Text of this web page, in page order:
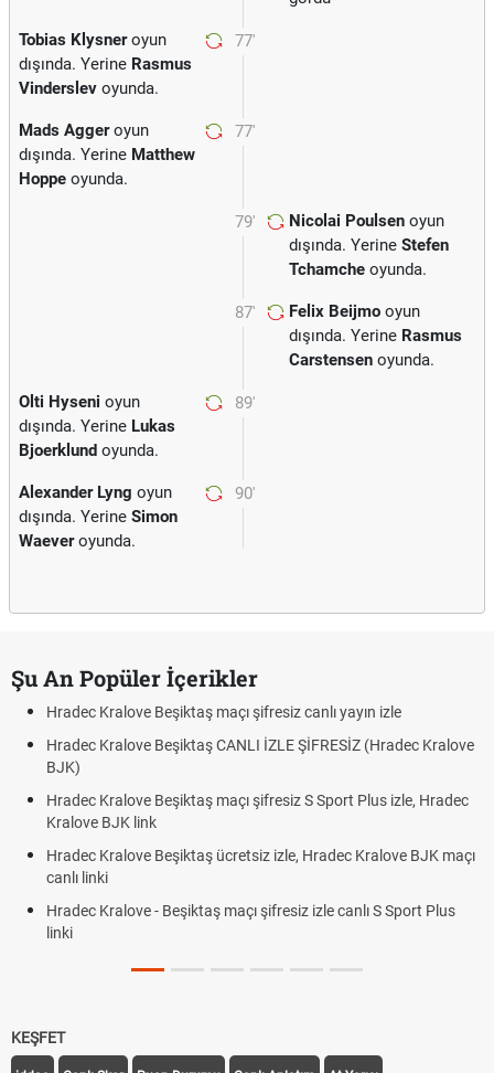
77'
Tobias Klysneroyun
dışında. Yerine Rasmus
Vinderslev oyunda.
77'
Mads Aggeroyun
dışında. Yerine Matthew
Hoppe oyunda.
79' Nicolai Poulsen oyun
dışında. Yerine Stefen
Tchamche oyunda.
87' Felix Beijmo oyun
dışında. Yerine Rasmus
Carstensen oyunda.
89'
Olti Hyseni oyun
dışında. Yerine Lukas
Bjoerklund oyunda.
90'
Alexander Lyng oyun
dışında. Yerine Simon
Waeveroyunda.
Şu An Popüler İçerikler
Hradec Kralove Beşiktaş maçı şifresiz canlı yayın izle
Hradec Kralove Beşiktaş CANLI İZLE ŞİFRESİZ (Hradec Kralove
BJK)
Hradec Kralove Beşiktaş maçı şifresiz S Sport Plus izle, Hradec
Kralove BJK link
Hradec Kralove Beşiktaş ücretsiz izle, Hradec Kralove BJK maçı
canlı linki
Hradec Kralove - Beşiktaş maçı şifresiz izle canlı S Sport Plus
linki
KEŞFET